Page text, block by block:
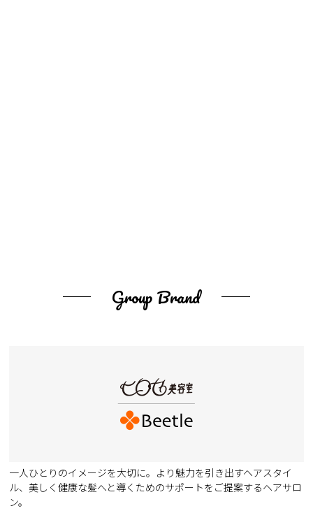
Group Brand
一人ひとりのイメージを大切に。より魅力を引き出すヘアスタイ
ル、美しく健康な髪へと導くためのサポートをご提案するヘアサロ
ン。